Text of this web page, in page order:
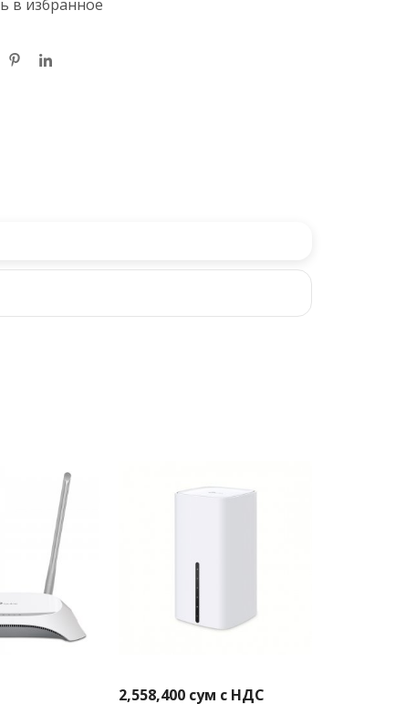
в избранное
2,558,400 сум с НДС